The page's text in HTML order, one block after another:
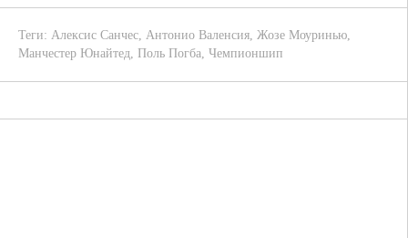
Теги: Алексис Санчес Антонио Валенсия Жозе Моуринью
Манчестер Юнайтед
Поль Погба Чемпионшип